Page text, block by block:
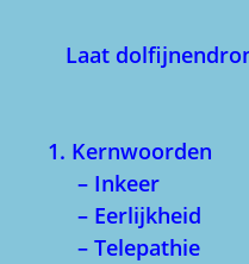
Laat
1. Kernwoorden
– Inkeer
– Eerlijkheid
– Telepathie